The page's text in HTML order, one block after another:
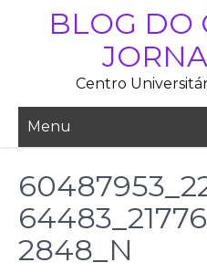
BLOG DO
Centro
Menu
2848_N